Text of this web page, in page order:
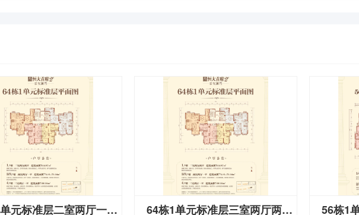
64栋1单元标准层二室两厅一卫 64栋1单元标准层三室两厅两卫